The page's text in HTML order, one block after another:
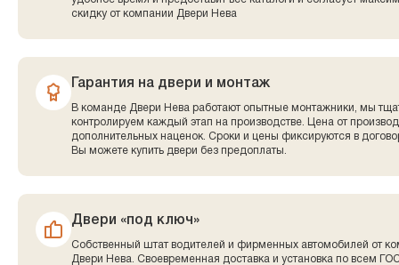
скидку от компании Двери Нева
Гарантия на двери и монтаж
В команде Двери Нева работают опытные монтажники, мы
контролируем каждый этап на производстве. Цена от
дополнительных наценок. Сроки и цены фиксируются в
Вы можете купить двери без предоплаты.
Двери «под ключ»
Собственный штат водителей и фирменных автомобилей от
Двери Нева. Своевременная доставка и установка по всем